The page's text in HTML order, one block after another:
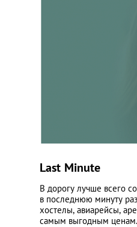
Last Minute
В дорогу лучше всего
в последнюю минуту
хостелы, авиарейсы,
самым выгодным